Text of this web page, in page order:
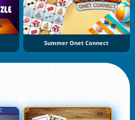
Summer Onet Connect